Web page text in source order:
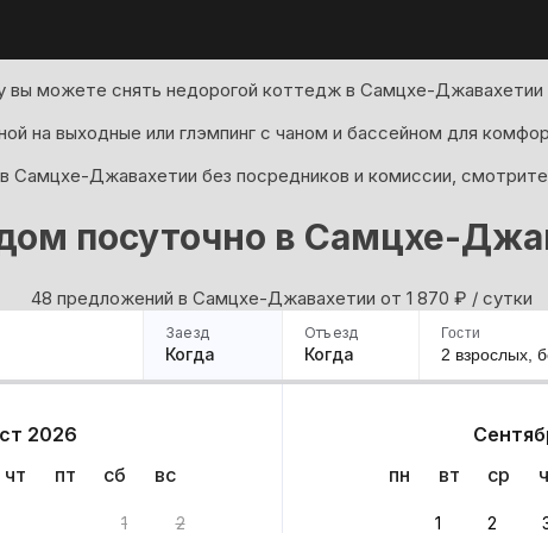
вы можете снять недорогой коттедж в Самцхе-Джавахетии
на выходные или глэмпинг с чаном и бассейном для
Самцхе-Джавахетии без посредников и комиссии,
посуточно в Самцхе-
48 предложений в Самцхе-Джавахетии oт 1 870 ₽ / сутки
Заезд
Когда
Отъезд
Когда
2026
чт пт сб вс
1 2
пн
вт ср
1 2
Гости
2 взрослых,